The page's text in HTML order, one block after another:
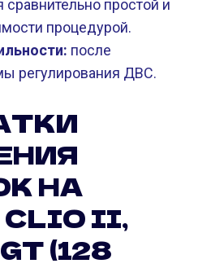
сравнительно простой и
процедурой.
после
регулирования ДВС.
НА
CLIO II,
(128